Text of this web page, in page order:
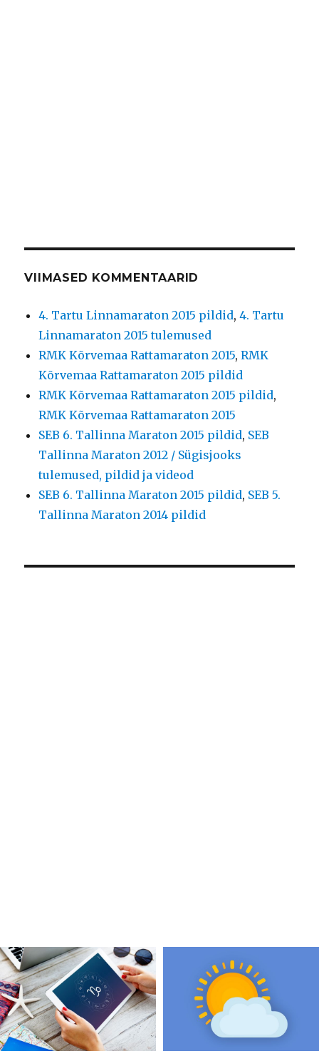
VIIMASED KOMMENTAARID
4. Tartu Linnamaraton 2015 pildid,4. Tartu
Linnamaraton 2015 tulemused
RMK Kõrvemaa Rattamaraton 2015,RMK
Kõrvemaa Rattamaraton 2015 pildid
RMK Kõrvemaa Rattamaraton 2015 pildid,
RMK Kõrvemaa Rattamaraton 2015
SEB 6. Tallinna Maraton 2015 pildid, SEB
Tallinna Maraton 2012 / Sügisjooks
tulemused, pildid ja videod
SEB 6. Tallinna Maraton 2015 pildid, SEB 5.
Tallinna Maraton 2014 pildid